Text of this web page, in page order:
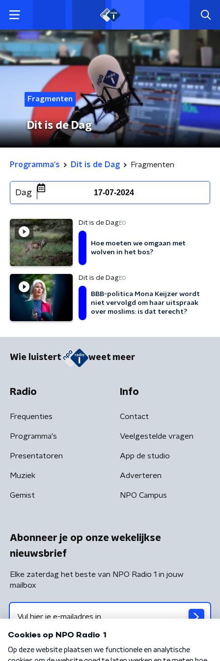
Fragmenten
Dit is de Dag
Programma's Dit is de Dag Fragmenten
Dag 17-07-2024
Dit is de DagEO
Hoe moeten we omgaan met
wolven in het bos?
Dit is de DagEO
BBB-politica Mona Keijzer wordt
niet vervolgd om haar uitspraak
over moslims: is dat terecht?
Wie luistert weet meer
Radio
Frequenties
Programma's
Presentatoren
Muziek
Gemist
Info
Contact
Veelgestelde vragen
App de studio
Adverteren
NPO Campus
Abonneer je op onze wekelijkse
nieuwsbrief
Elke zaterdag het beste van NPO Radio 1 in jouw
mailbox